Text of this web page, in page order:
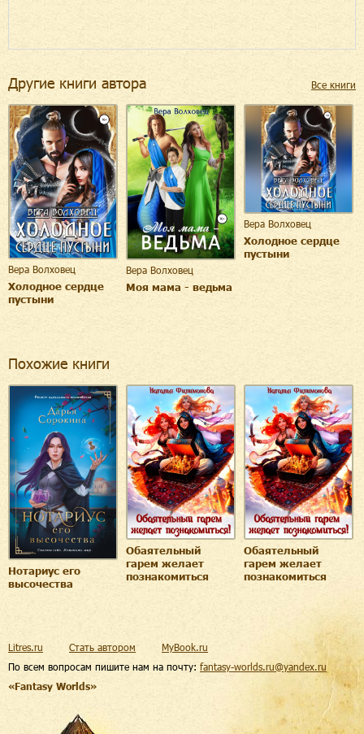
Другие книги автора Все книги
Вера Волховец
Холодное сердце
пустыни
Вера Волховец
Моя мама - ведьма
Вера Волховец
Холодное сердце
пустыни
Похожие книги
Нотариус его
высочества
Обаятельный
гарем желает
познакомиться
Обаятельный
гарем желает
познакомиться
По всем вопросам пишите нам на почту: fantasy-worlds.ru@yandex.ru
«Fantasy Worlds»
Litres.ru Стать автором MyBook.ru